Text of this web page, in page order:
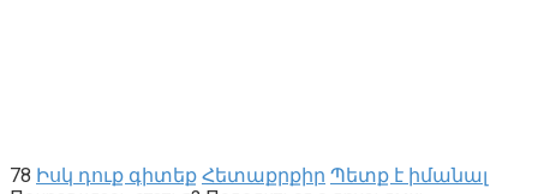
78 Իսկ դուք գիտեք Հետաքրքիր Պետք է իմանալ